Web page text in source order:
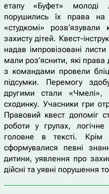
етапу «Буфет»
порушились їх права
«студкомі»
захисту дітей. Квест-
надав імпровізовані листи
мали роз’яснити, які права
з командами провели
підсумки. Перемогу
другими стали «Чмелі»,
сходинку. Учасники гри
Правовий квест допоміг
роботи у групах,
головне в тексті. Крім
сформувалися певні
дитини, уявлення про
дійсні та уявні порушення